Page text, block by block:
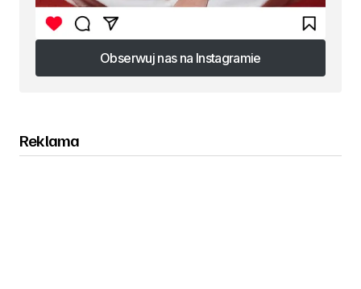
Obserwuj nas na Instagramie
Obserwuj nas na Instagramie
Reklama